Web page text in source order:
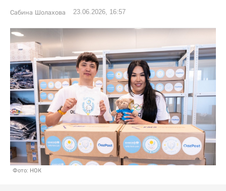
Сабина Шолахова 23.06.2026, 16:57
Фото: НОК